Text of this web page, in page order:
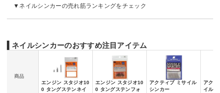
ネイルシンカーの売れ筋ランキングをチェック
ネイルシンカーのおすすめ注目アイテム
商品
エンジン スタジオ10
0 タングステンネイ
エンジン スタジオ10
0 タングステンフォ
アクティブ ミサイル
シンカー
アクテ
イルシ